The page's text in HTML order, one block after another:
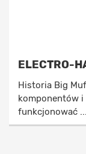
ELECTRO-
Historia Big
komponentów i
funkcjonować ...